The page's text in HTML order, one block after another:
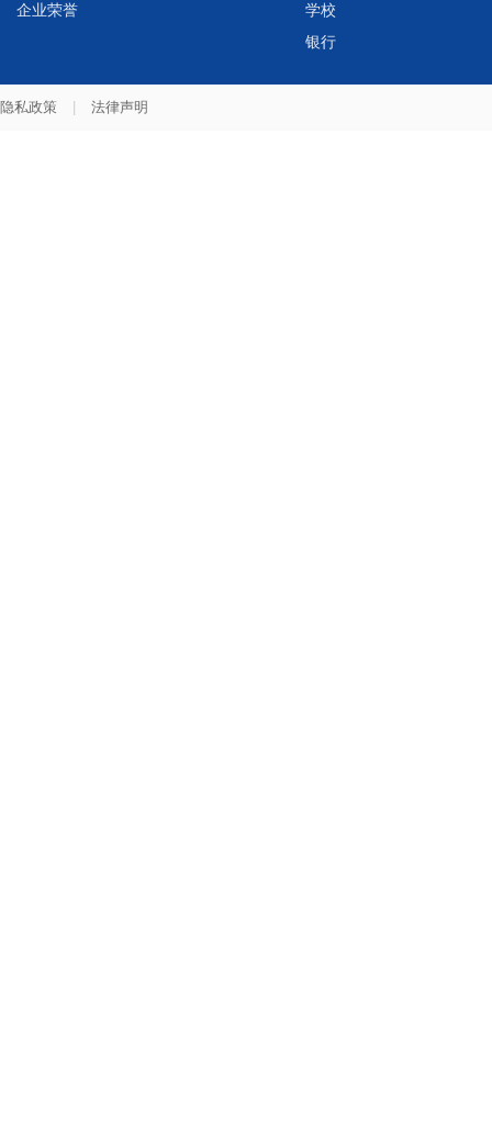
企业荣誉
学校
银行
隐私政策 法律声明